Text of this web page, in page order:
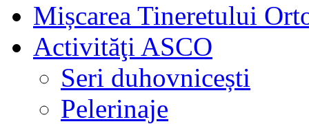
Mișcarea Tineretului
Activităţi ASCO
Seri duhovnicești
Pelerinaje